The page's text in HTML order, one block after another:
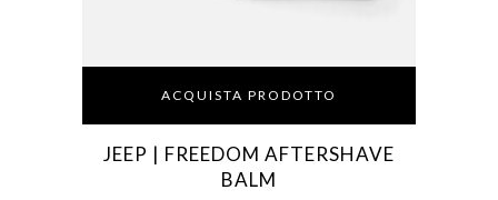
ACQUISTA PRODOTTO
JEEP | FREEDOM AFTERSHAVE
BALM